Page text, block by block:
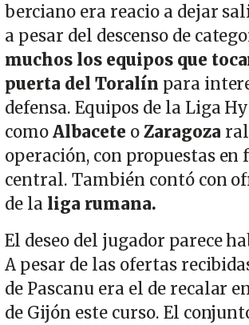
berciano era reacio a dejar
a pesar del descenso de
muchos los equipos que
puerta del Toralín para
defensa. Equipos de la Liga
comoAlbacete oZaragoza
operación, con propuestas en
central. También contó con
de la liga rumana.
El deseo del jugador parece
A pesar de las ofertas
de Pascanu era el de recalar
de Gijón este curso. El